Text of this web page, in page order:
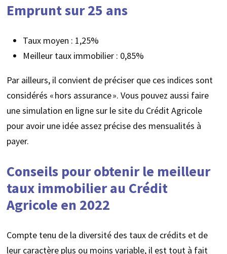
Emprunt sur 25 ans
Taux moyen : 1,25%
Meilleur taux immobilier : 0,85%
Par ailleurs, il convient de préciser que ces indices sont
considérés « hors assurance ». Vous pouvez aussi faire
une simulation en ligne sur le site du Crédit Agricole
pour avoir une idée assez précise des mensualités à
payer.
Conseils pour obtenir le meilleur
taux immobilier au Crédit
Agricole en 2022
Compte tenu de la diversité des taux de crédits et de
leur caractère plus ou moins variable, il est tout à fait